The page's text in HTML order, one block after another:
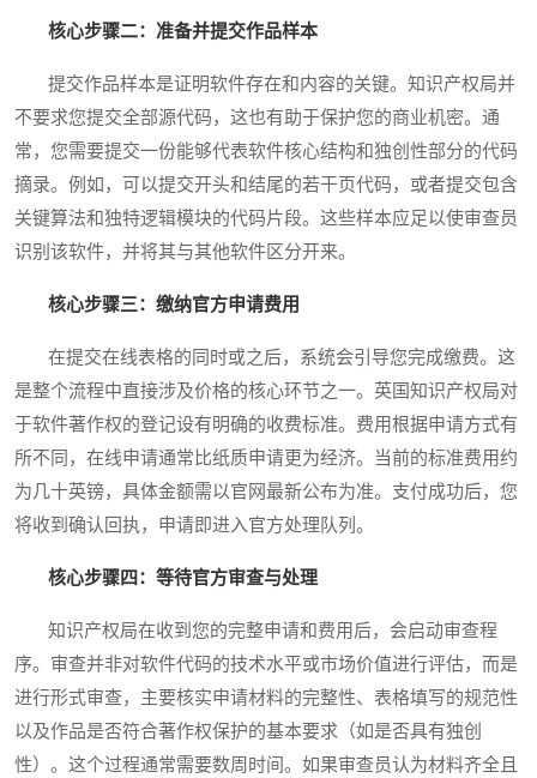
核心步骤二：准备并提交作品样本
提交作品样本是证明软件存在和内容的关键。知识产权局并
不要求您提交全部源代码，这也有助于保护您的商业机密。通
常，您需要提交一份能够代表软件核心结构和独创性部分的代码
摘录。例如，可以提交开头和结尾的若干页代码，或者提交包含
关键算法和独特逻辑模块的代码片段。这些样本应足以使审查员
识别该软件，并将其与其他软件区分开来。
核心步骤三：缴纳官方申请费用
在提交在线表格的同时或之后，系统会引导您完成缴费。这
是整个流程中直接涉及价格的核心环节之一。英国知识产权局对
于软件著作权的登记设有明确的收费标准。费用根据申请方式有
所不同，在线申请通常比纸质申请更为经济。当前的标准费用约
为几十英镑，具体金额需以官网最新公布为准。支付成功后，您
将收到确认回执，申请即进入官方处理队列。
核心步骤四：等待官方审查与处理
知识产权局在收到您的完整申请和费用后，会启动审查程
序。审查并非对软件代码的技术水平或市场价值进行评估，而是
进行形式审查，主要核实申请材料的完整性、表格填写的规范性
以及作品是否符合著作权保护的基本要求（如是否具有独创
性）。这个过程通常需要数周时间。如果审查员认为材料齐全且